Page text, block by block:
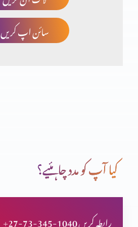
چھوٹا کون اور بڑا کون؟
خداوند شفقت میں غنی
سائن اپ کریں
کیا آپ کو مدد چاہئیے؟
+27-73-345-1040 رابطہ کریں